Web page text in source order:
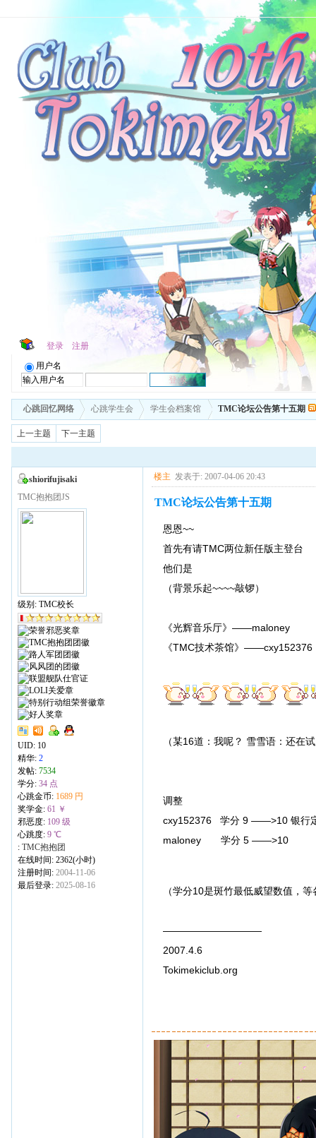
登录 注册
用户名
心跳回忆网络 心跳学生会 学生会档案馆 TMC论坛公告第十五期
上一主题 下一主题
shiorifujisaki
TMC抱抱团JS
级别: TMC校长
UID: 10
精华: 2
发帖: 7534
学分: 34 点
心跳金币: 1689 円
奖学金: 61 ￥
邪恶度: 109 级
心跳度: 9 ℃
: TMC抱抱团
在线时间: 2362(小时)
注册时间: 2004-11-06
最后登录: 2025-08-16
楼主 发表于: 2007-04-06 20:43
TMC论坛公告第十五期
恩恩~~
首先有请TMC两位新任版主登台
他们是
（背景乐起~~~~敲锣）
《光辉音乐厅》——maloney
《TMC技术茶馆》——cxy152376
（某16道：我呢？ 雪雪语：还在
调整
cxy152376 学分 9 ——>10 银行
maloney 学分 5 ——>10
（学分10是斑竹最低威望数值，
——————————
2007.4.6
Tokimekiclub.org